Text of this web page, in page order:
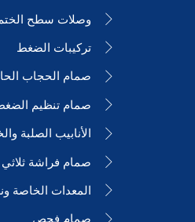
 وصلات سطح
 تركيبات الضغط
 صمام الحجاب
 صمام تنظيم
 الأنابيب الصلبة
 صمام فراشة ثلاثي

 صمام فحص